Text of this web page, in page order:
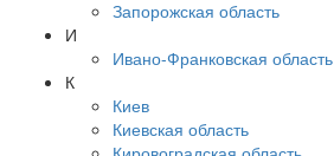
Запорожская область
И
Ивано-Франковская область
К
Киев
Киевская область